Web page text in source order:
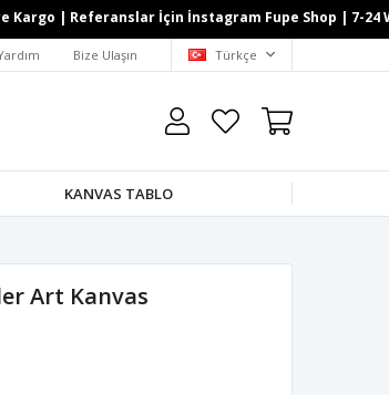
| Referanslar İçin İnstagram Fupe Shop | 7-24
Bize Ulaşın Türkçe
KANVAS TABLO
Art Kanvas